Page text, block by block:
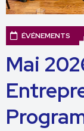
ÉVÉNEMENTS
Mai